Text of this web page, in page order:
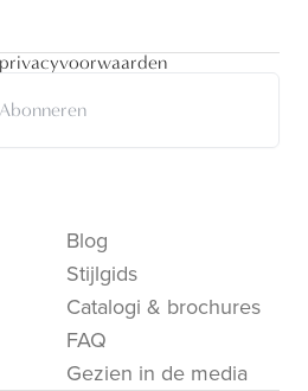
Abonneren
Blog
Stijlgids
Catalogi & brochures
FAQ
Gezien in de media